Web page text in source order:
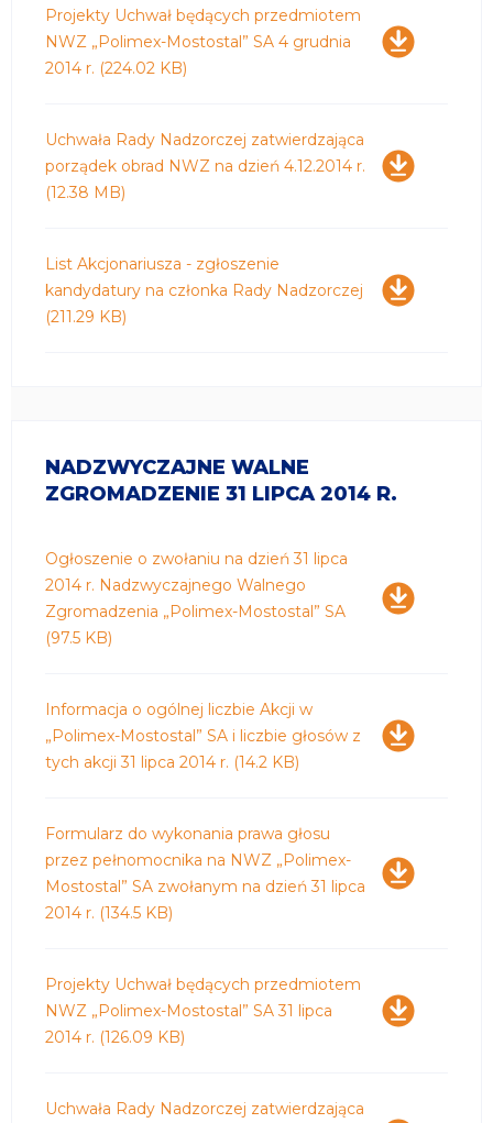
Pobierz
Projekty Uchwał będących przedmiotem
NWZ „Polimex-Mostostal” SA 4 grudnia
2014 r. (224.02 KB)
Pobierz
Uchwała Rady Nadzorczej zatwierdzająca
porządek obrad NWZ na dzień 4.12.2014 r.
(12.38 MB)
Pobierz
List Akcjonariusza - zgłoszenie
kandydatury na członka Rady Nadzorczej
(211.29 KB)
NADZWYCZAJNE WALNE
ZGROMADZENIE 31 LIPCA 2014 R.
Pobierz
Ogłoszenie o zwołaniu na dzień 31 lipca
2014 r. Nadzwyczajnego Walnego
Zgromadzenia „Polimex-Mostostal” SA
(97.5 KB)
Pobierz
Informacja o ogólnej liczbie Akcji w
„Polimex-Mostostal” SA i liczbie głosów z
tych akcji 31 lipca 2014 r. (14.2 KB)
Pobierz
Formularz do wykonania prawa głosu
przez pełnomocnika na NWZ „Polimex-
Mostostal” SA zwołanym na dzień 31 lipca
2014 r. (134.5 KB)
Pobierz
Projekty Uchwał będących przedmiotem
NWZ „Polimex-Mostostal” SA 31 lipca
2014 r. (126.09 KB)
Pobierz
Uchwała Rady Nadzorczej zatwierdzająca